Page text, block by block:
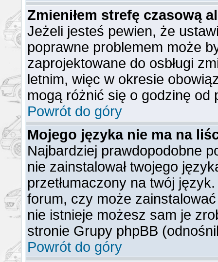
Zmieniłem strefę czasową
Jeżeli jesteś pewien, że
poprawne problemem może
zaprojektowane do osbługi
letnim, więc w okresie
mogą różnić się o godzinę od
Powrót do góry
Mojego języka nie ma na
Najbardziej prawdopodobne
nie zainstalował twojego
przetłumaczony na twój
forum, czy może
nie istnieje możesz sam je
stronie Grupy phpBB
Powrót do góry